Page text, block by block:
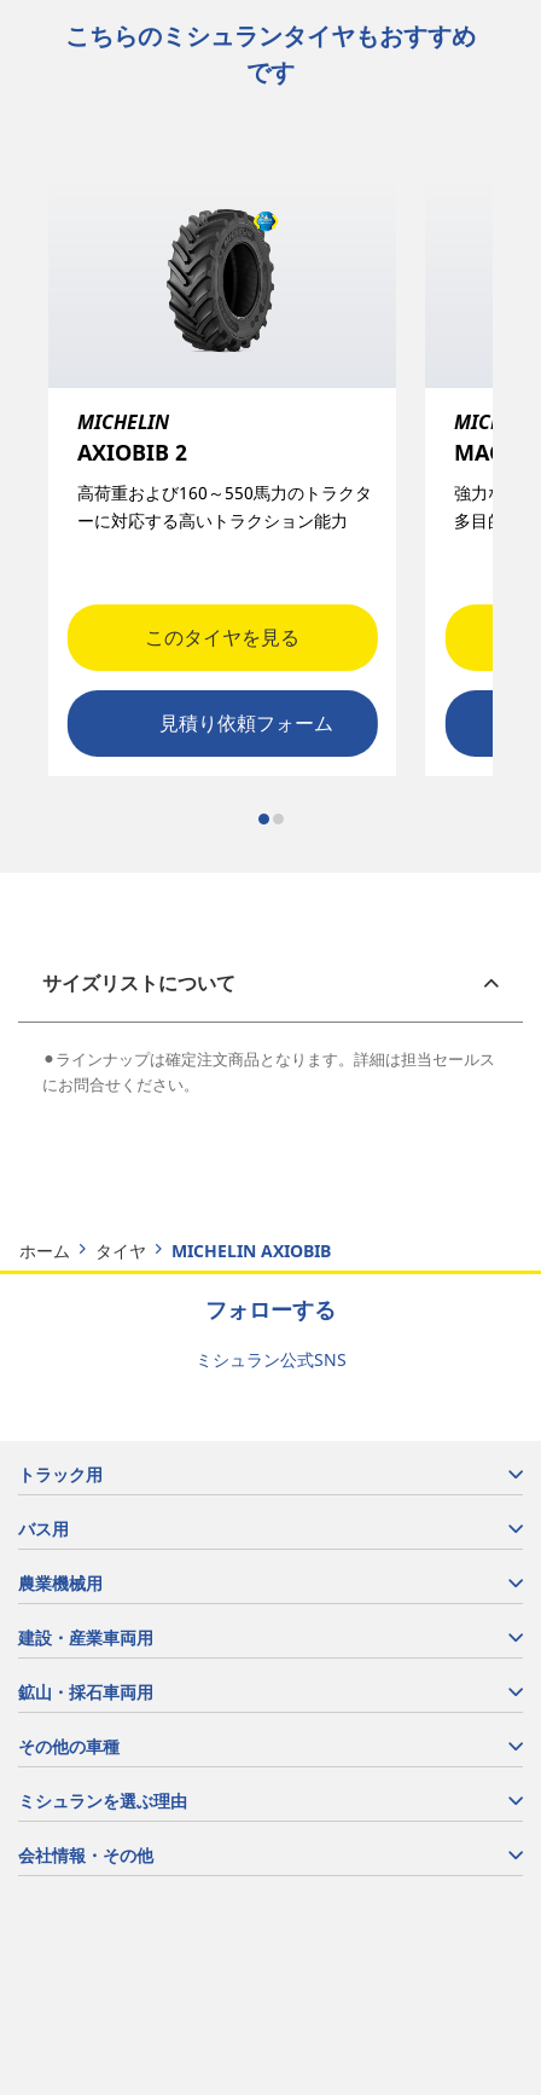
こちらのミシュランタイヤもおすすめ
です
MICHELIN
AXIOBIB 2
高荷重および160～550馬力のトラクタ
ーに対応する高いトラクション能力
このタイヤを見る
見積り依頼フォーム
強力なト
多目的省
サイズリストについて
⚫︎ラインナップは確定注文商品となります。詳細は担当セールス
にお問合せください。
ホーム タイヤ MICHELIN AXIOBIB
フォローする
ミシュラン公式SNS
トラック用
バス用
農業機械用
建設・産業車両用
鉱山・採石車両用
その他の車種
ミシュランを選ぶ理由
会社情報・その他